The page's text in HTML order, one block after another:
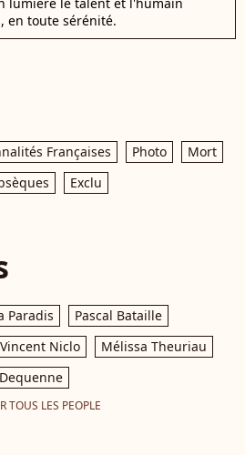
en toute sérénité.
Françaises Photo
Mort
Exclu
Paradis
Pascal Bataille
Vincent Niclo
Mélissa Theuriau
TOUS LES PEOPLE